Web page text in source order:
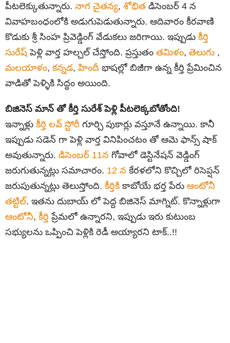
పీటలెక్కుతున్నారు. నాగ చైతన్య, శోభిత డిసెంబర్ 4 న
వివాహబంధంలోకి అడుగుపెడుతున్నారు. ఆదివారం కీరవాణి
కొడుకు శ్రీ సింహ ప్రివెడ్డింగ్ వేడుకలు జరిగాయి. ఇప్పుడు కీర్తి
సురేష్ పెళ్లి వార్త హల్చల్ చేస్తోంది. ప్రస్తుతం తమిళం, తెలుగు ,
మలయాళం, కన్నడ, హిందీ భాషల్లో బిజీగా ఉన్న కీర్తి ప్రేమించిన
వాడితో పెళ్ళికి సిద్ధం అయింది.
బిజినెస్ మాన్ తో కీర్తి సురేశ్ పెళ్లి పీటలెక్కబోతోంది!
ఇన్నాళ్లు కీర్తి లవ్ స్టోరీ గూర్చి పుకార్లు వస్తూనే ఉన్నాయి. కానీ
ఇప్పుడు సడెన్ గా పెళ్లి వార్త వినిపించటం తో ఆమె ఫాన్స్ షాక్
అవుతున్నారు. డిసెంబర్ 11న గోవాలో డెస్టినేషన్ వెడ్డింగ్
జరుగుతున్నట్లు సమాచారం. 12 న కేరళలోని కొచ్చిలో రిసెప్షన్
జరుపుతున్నట్లు తెలుస్తోంది. కీర్తికి కాబోయే భర్త పేరు ఆంటోనీ
తట్టిల్. ఇతను దుబాయ్ లో పెద్ద బిజినెస్ మాగ్నిట్. కొన్నాళ్లుగా
ఆంటోనీ, కీర్తి ప్రేమలో ఉన్నారని, ఇప్పుడు ఇరు కుటుంబ
సభ్యులను ఒప్పించి పెళ్లికి రెడీ అయ్యారని టాక్..!!